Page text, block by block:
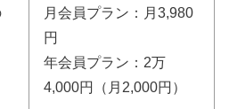
月会員プラン：月3,980
円
年会員プラン：2万
4,000円（月2,000円）